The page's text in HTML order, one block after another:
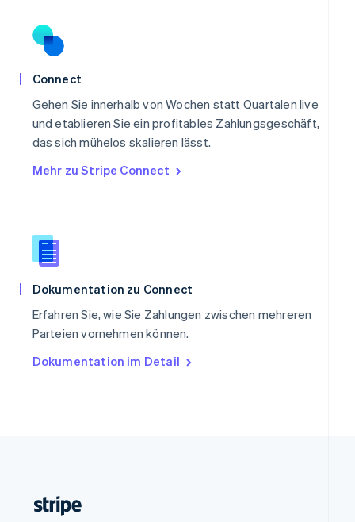
Connect
Gehen Sie innerhalb von Wochen statt Quartalen live
und etablieren Sie ein profitables Zahlungsgeschäft,
das sich mühelos skalieren lässt.
Mehr zu Stripe Connect
Dokumentation zu Connect
Erfahren Sie, wie Sie Zahlungen zwischen mehreren
Parteien vornehmen können.
Dokumentation im Detail
Schweden
Svenska
Deutsch
Singapur
English 简体中文
Slowakei
English
Slowenien
English
Spanien
Español
Thailand
Tschechische Republik
English
English